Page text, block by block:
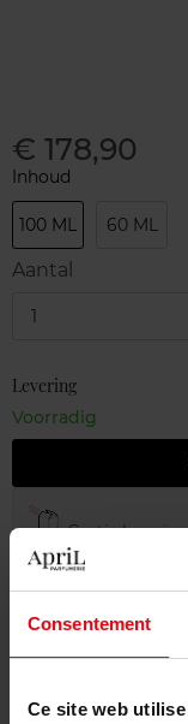
Consentement
Ce site web
€ 178,90
Inhoud
100 ML 60 ML
Aantal
1
Levering
Voorradig
Gratis
Gratis retour
Gratis